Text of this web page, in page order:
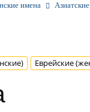
имена
Еврейские